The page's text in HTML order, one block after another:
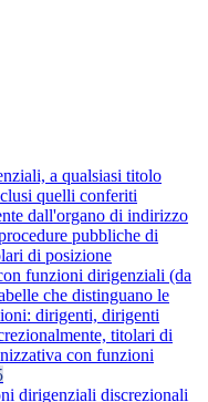
a qualsiasi titolo
quelli conferiti
dall'organo di indirizzo
pubbliche di
di posizione
funzioni dirigenziali (da
che distinguano le
dirigenti, dirigenti
titolari di
con funzioni
dirigenziali discrezionali